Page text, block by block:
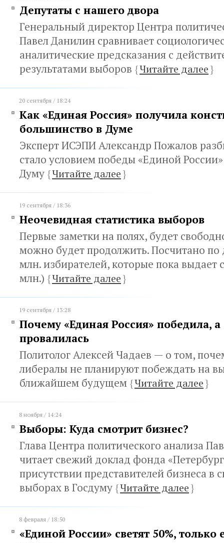
Депутаты с нашего двора
Генеральный директор Центра
Павел Данилин сравнивает
аналитические предсказания с
результатами выборов {Читайте далее}
20 сентября / 18:24
Как «Единая Россия» получила
большинство в Думе
Эксперт ИСЭПИ Александр Пожалов
стало условием победы «Единой
Думу {Читайте далее}
19 сентября / 18:36
Неочевидная статистика выборов
Первые заметки на полях, будет
можно будет продолжить. Посчитано
млн. избирателей, которые пока выдает
млн.) {Читайте далее}
19 сентября / 13:28
Почему «Единая Россия» победила,
провалилась
Политолог Алексей Чадаев — о том,
либералы не планируют побеждать на
ближайшем будущем {Читайте далее}
8 ноября / 14:24
Выборы: Куда смотрит бизнес?
Глава Центра политического анализа
читает свежий доклад фонда
присутствии представителей бизнеса в
выборах в Госдуму {Читайте далее}
8 февраля / 18:50
«Единой России» светят 50%, только